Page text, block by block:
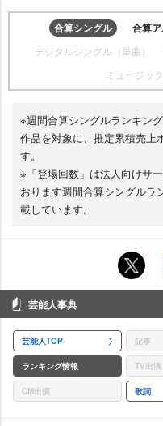
合算シングル 合算
デジタルシングル（単曲）
ミュージッ
※週間合算シングルランキン
作品を対象に、推定累積売上
す。
※「登場回数」は法人向けサー
おります週間合算シングルラ
載しています。
芸能人事典
芸能人TOP 記事
ランキング情報 TV出演
CM出演 歌詞